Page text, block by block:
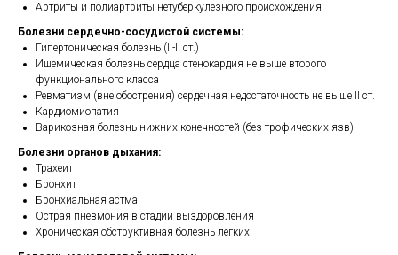
Артриты и полиартриты нетуберкулезного происхождения
Болезни сердечно-сосудистой системы:
Гипертоническая болезнь (I -II ст.)
Ишемическая болезнь сердца стенокардия не выше второго
функционального класса
Ревматизм (вне обострения) сердечная недостаточность не выше II ст.
Кардиомиопатия
Варикозная болезнь нижних конечностей (без трофических язв)
Болезни органов дыхания:
Трахеит
Бронхит
Бронхиальная астма
Острая пневмония в стадии выздоровления
Хроническая обструктивная болезнь легких